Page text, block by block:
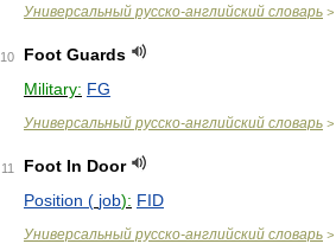
Универсальный русско-английский словарь >
10
Foot Guards
Military: FG
Универсальный русско-английский словарь >
11
Foot In Door
Position ( job): FID
Универсальный русско-английский словарь >